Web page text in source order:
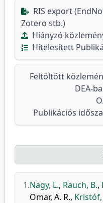
RIS export
Zotero stb.)
Hiányzó
Hitelesített
Feltöltött
DEA-
Publikációs
1.Nagy, L., Rauch, B.,
Omar, A. R., Kristóf,